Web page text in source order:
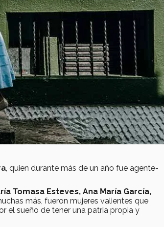
, quien durante más de un año fue agente-
Tomasa Esteves, Ana María García,
más, fueron mujeres valientes que
el sueño de tener una patria propia y